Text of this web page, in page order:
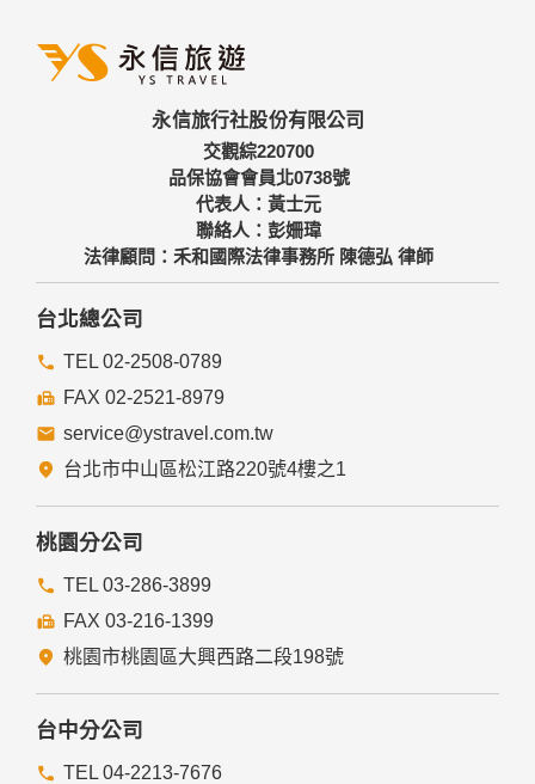
三、資料之保護
備及必要的安全防護措施，加以保護網站及您的個人資料採用
嚴格的保護措施，只由經過授權的人員才能接觸您的個人資
料，相關處理人員皆簽有保密合約，如有違反保密義務者，將
會受到相關的法律處分。
如因業務需要有必要委託其他單位提供服務時，本網站亦會嚴
格要求其遵守保密義務，並且採取必要檢查程序以確定其將確
實遵守。
四、網站對外的相關連結
提供的連結，點選進入其他網站。但該連結網站不適用本網站
的隱私權保護政策，您必須參考該連結網站中的隱私權保護政
策。
五、與第三人共用個人資料之政策
本網站絕不會提供、交換、出租或出售任何您的個人資料給其
他個人、團體、私人企業或公務機關，但有法律依據或合約義
務者，不在此限。
前項但書之情形包括不限於：
經由您書面同意。
法律明文規定。
與公務機關或學術研究機構合作，基於公共利益為統計或學術
研究而有必要，且資料經過提供者處理或蒐集者依其揭露方式
無從識別特定之當事人。
當您在網站的行為，違反服務條款或可能損害或妨礙網站與其
永信旅行社股份有限公司
交觀綜220700
品保協會會員北0738號
代表人：黃士元
聯絡人：彭姍瑋
法律顧問：禾和國際法律事務所 陳德弘 律師
台北總公司
TEL 02-2508-0789
FAX 02-2521-8979
service@ystravel.com.tw
台北市中山區松江路220號4樓之1
桃園分公司
TEL 03-286-3899
FAX 03-216-1399
桃園市桃園區大興西路二段198號
台中分公司
TEL 04-2213-7676